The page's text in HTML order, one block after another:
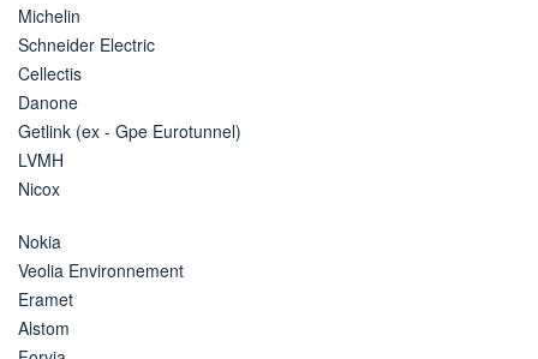
Michelin
Schneider Electric
Cellectis
Danone
Getlink (ex - Gpe Eurotunnel)
LVMH
Nicox
Nokia
Veolia Environnement
Eramet
Alstom